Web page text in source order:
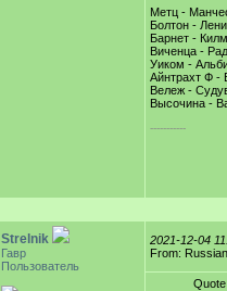
Метц -
Болтон -
Барнет -
Виченца - Рад
Уиком -
Айнтрахт Ф -
Вележ -
Высочина -
-----------
Strelnik
Гавр
Пользователь
2021-12-04
From:
Quote